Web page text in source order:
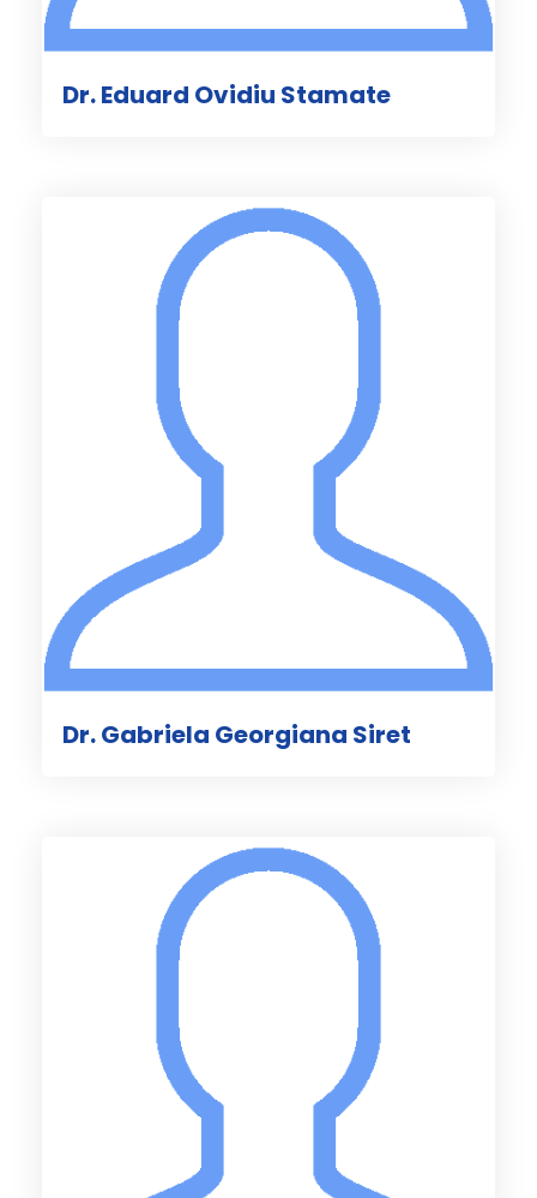
Dr. Eduard Ovidiu Stamate
Dr. Gabriela Georgiana Siret